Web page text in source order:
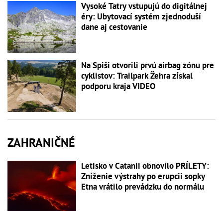
Vysoké Tatry vstupujú do digitálnej
éry: Ubytovací systém zjednoduší
dane aj cestovanie
Na Spiši otvorili prvú airbag zónu pre
cyklistov: Trailpark Žehra získal
podporu kraja VIDEO
ZAHRANIČNÉ
Letisko v Catanii obnovilo PRÍLETY:
Zníženie výstrahy po erupcii sopky
Etna vrátilo prevádzku do normálu